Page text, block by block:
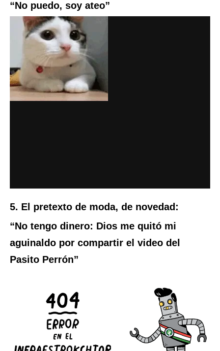
“No puedo, soy ateo”
5. El pretexto de moda, de novedad:
“No tengo dinero: Dios me quitó mi
aguinaldo por compartir el video del
Pasito Perrón”